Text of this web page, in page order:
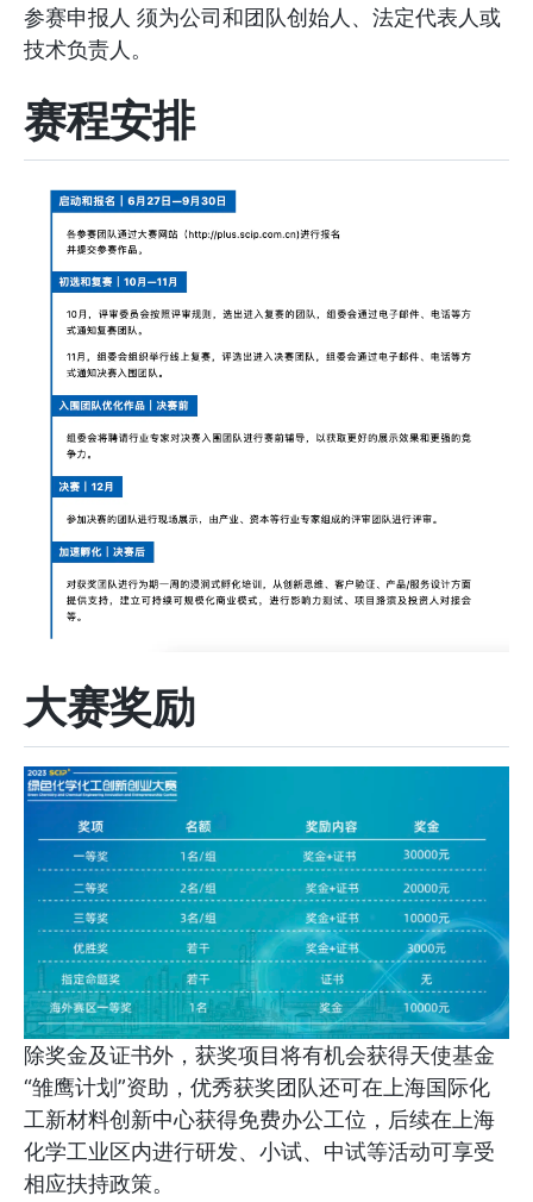
参赛申报人 须为公司和团队创始人、法定代表人或
技术负责人。
赛程安排
大赛奖励
除奖金及证书外，获奖项目将有机会获得天使基金
“雏鹰计划”资助，优秀获奖团队还可在上海国际化
工新材料创新中心获得免费办公工位，后续在上海
化学工业区内进行研发、小试、中试等活动可享受
相应扶持政策。